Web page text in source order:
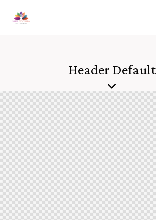
Header Default